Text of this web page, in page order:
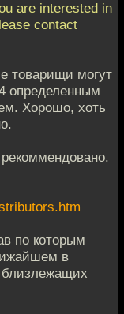
are interested in
contact
товарищи могут
определенным
Хорошо, хоть
по которым
в
близлежащих